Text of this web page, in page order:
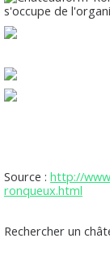
Source : http://
ronqueux.html
Rechercher un